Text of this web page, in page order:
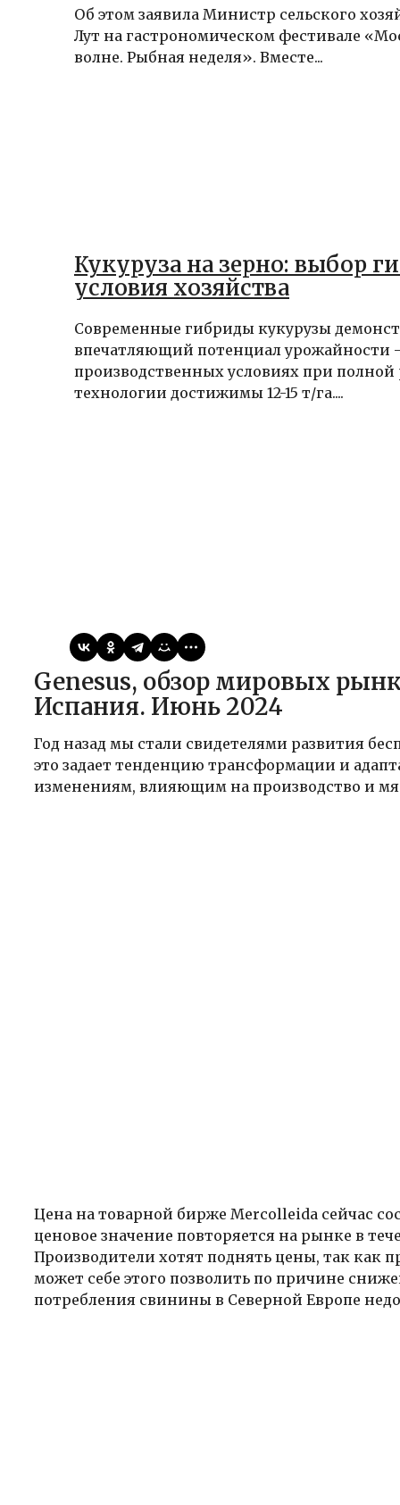
Об этом заявила Министр сельского
Лут на гастрономическом фестивале
волне. Рыбная неделя». Вместе...
Кукуруза на зерно: выбор
условия хозяйства
Современные гибриды кукурузы
впечатляющий потенциал урожайности
производственных условиях при полной
технологии достижимы 12-15 т/га....
Genesus, обзор мировых рынков. Европейский Союз и
Испания. Июнь 2024
Год назад мы стали свидетелями развития
это задает тенденцию трансформации и
изменениям, влияющим на производство и
Цена на товарной бирже Mercolleida сейчас
ценовое значение повторяется на рынке в
Производители хотят поднять цены, так как
может себе этого позволить по причине
потребления свинины в Северной Европе